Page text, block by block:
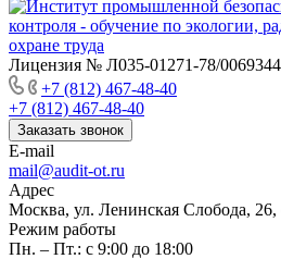
Лицензия № Л035-01271-78/
+7 (812) 467-48-40
+7 (812) 467-48-40
Заказать звонок
E-mail
mail@audit-ot.ru
Адрес
Москва, ул. Ленинская Слобода, 26,
Режим работы
Пн. – Пт.: с 9:00 до 18:00